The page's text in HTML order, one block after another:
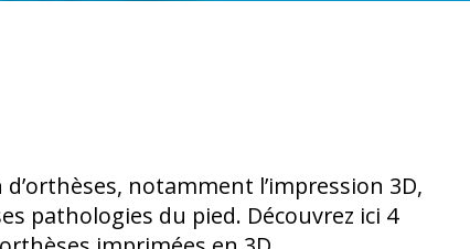
notamment l’impression 3D,
pathologies du pied. Découvrez ici 4